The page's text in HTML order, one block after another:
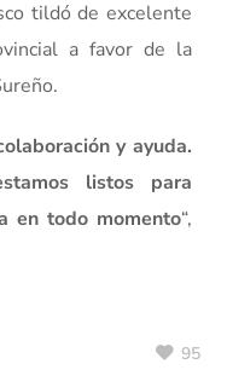
tildó de excelente
a favor de la
y ayuda.
listos para
en todo momento“,
95